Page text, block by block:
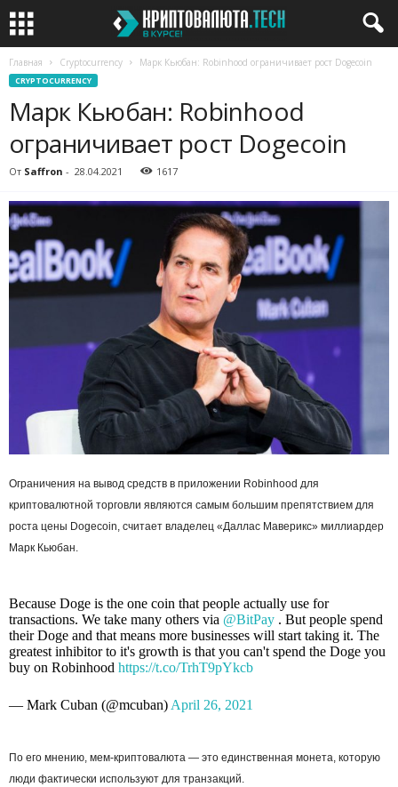
Главная Cryptocurrency Марк Кьюбан: Robinhood ограничивает рост Dogecoin
CRYPTOCURRENCY
Марк Кьюбан: Robinhood
ограничивает рост Dogecoin
От Saffron - 28.04.2021 1617
Ограничения на вывод средств в приложении Robinhood для
криптовалютной торговли являются самым большим препятствием для
роста цены Dogecoin, считает владелец «Даллас Маверикс» миллиардер
Марк Кьюбан.
Because Doge is the one coin that people actually use for
transactions. We take many others via @BitPay . But people spend
their Doge and that means more businesses will start taking it. The
greatest inhibitor to it's growth is that you can't spend the Doge you
buy on Robinhood https://t.co/TrhT9pYkcb
— Mark Cuban (@mcuban) April 26, 2021
По его мнению, мем-криптовалюта — это единственная монета, которую
люди фактически используют для транзакций.